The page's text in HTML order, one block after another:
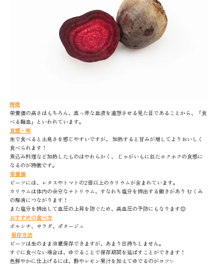
特徴
栄養価の高さはもちろん、真っ赤な血液を連想させる見た目であることから、「食
べる輸血」といわれています。
食感・味
生で食べると土臭さを感じやすいですが、 加熱すると甘みが増してよりおいしく
食べられます！
煮込み料理など加熱したものはやわらかく、 じゃがいもに似たホクホクの食感に
なるのが特徴です。
栄養価
ビーツには、レタスやトマトの2倍以上のカリウムが含まれています。
カリウムは体内の余分なナトリウム、すなわち塩分を排出する働きがあり むくみ
の解消につながります！
また塩分を排出して血圧の上昇を防ぐため、高血圧の予防にもなります😊
おすすめの食べ方
ボルシチ、サラダ、ポタージュ
保存方法
ビーツは生のまま冷蔵保存できますが、あまり日持ちしません。
すぐに食べない場合は、ゆでることで保存期間を延ばすことができます！
色鮮やかに仕上げるには、酢やレモン果汁を加えてゆでるのがコツ✨